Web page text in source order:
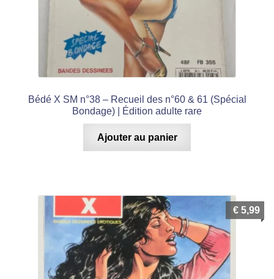
Bédé X SM n°38 – Recueil des n°60 & 61 (Spécial
Bondage) | Édition adulte rare
Ajouter au panier
€ 5,99